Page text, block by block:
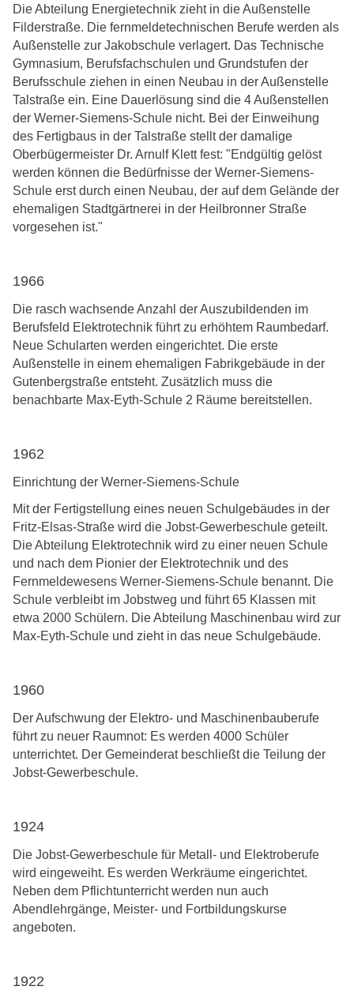
Die Abteilung Energietechnik zieht in die Außenstelle
Filderstraße. Die fernmeldetechnischen Berufe werden als
Außenstelle zur Jakobschule verlagert. Das Technische
Gymnasium, Berufsfachschulen und Grundstufen der
Berufsschule ziehen in einen Neubau in der Außenstelle
Talstraße ein. Eine Dauerlösung sind die 4 Außenstellen
der Werner-Siemens-Schule nicht. Bei der Einweihung
des Fertigbaus in der Talstraße stellt der damalige
Oberbügermeister Dr. Arnulf Klett fest: "Endgültig gelöst
werden können die Bedürfnisse der Werner-Siemens-
Schule erst durch einen Neubau, der auf dem Gelände der
ehemaligen Stadtgärtnerei in der Heilbronner Straße
vorgesehen ist."
1966
Die rasch wachsende Anzahl der Auszubildenden im
Berufsfeld Elektrotechnik führt zu erhöhtem Raumbedarf.
Neue Schularten werden eingerichtet. Die erste
Außenstelle in einem ehemaligen Fabrikgebäude in der
Gutenbergstraße entsteht. Zusätzlich muss die
benachbarte Max-Eyth-Schule 2 Räume bereitstellen.
1962
Einrichtung der Werner-Siemens-Schule
Mit der Fertigstellung eines neuen Schulgebäudes in der
Fritz-Elsas-Straße wird die Jobst-Gewerbeschule geteilt.
Die Abteilung Elektrotechnik wird zu einer neuen Schule
und nach dem Pionier der Elektrotechnik und des
Fernmeldewesens Werner-Siemens-Schule benannt. Die
Schule verbleibt im Jobstweg und führt 65 Klassen mit
etwa 2000 Schülern. Die Abteilung Maschinenbau wird zur
Max-Eyth-Schule und zieht in das neue Schulgebäude.
1960
Der Aufschwung der Elektro- und Maschinenbauberufe
führt zu neuer Raumnot: Es werden 4000 Schüler
unterrichtet. Der Gemeinderat beschließt die Teilung der
Jobst-Gewerbeschule.
1924
Die Jobst-Gewerbeschule für Metall- und Elektroberufe
wird eingeweiht. Es werden Werkräume eingerichtet.
Neben dem Pflichtunterricht werden nun auch
Abendlehrgänge, Meister- und Fortbildungskurse
angeboten.
1922